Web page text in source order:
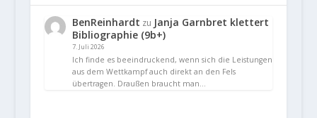
BenReinhardt zu Janja Garnbret klettert
Bibliographie (9b+)
7. Juli 2026
Ich finde es beeindruckend, wenn sich die Leistungen
aus dem Wettkampf auch direkt an den Fels
übertragen. Draußen braucht man…